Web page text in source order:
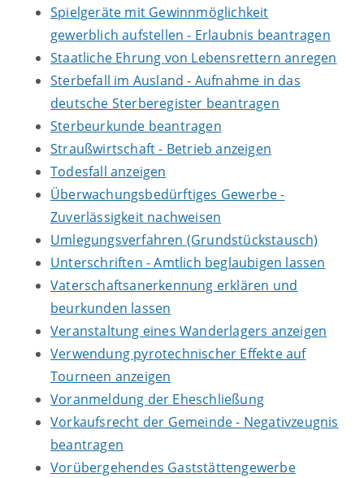
Spielgeräte mit Gewinnmöglichkeit
gewerblich aufstellen - Erlaubnis beantragen
Staatliche Ehrung von Lebensrettern anregen
Sterbefall im Ausland - Aufnahme in das
deutsche Sterberegister beantragen
Sterbeurkunde beantragen
Straußwirtschaft - Betrieb anzeigen
Todesfall anzeigen
Überwachungsbedürftiges Gewerbe -
Zuverlässigkeit nachweisen
Umlegungsverfahren (Grundstückstausch)
Unterschriften - Amtlich beglaubigen lassen
Vaterschaftsanerkennung erklären und
beurkunden lassen
Veranstaltung eines Wanderlagers anzeigen
Verwendung pyrotechnischer Effekte auf
Tourneen anzeigen
Voranmeldung der Eheschließung
Vorkaufsrecht der Gemeinde - Negativzeugnis
beantragen
Vorübergehendes Gaststättengewerbe